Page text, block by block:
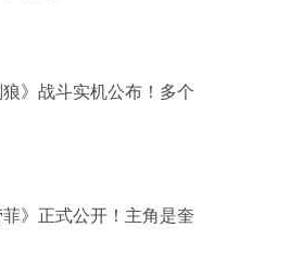
狼》战斗实机公布！多个
菲》正式公开！主角是奎